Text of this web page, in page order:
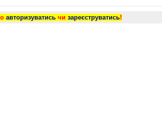
авторизуватись чи зареєструватись!